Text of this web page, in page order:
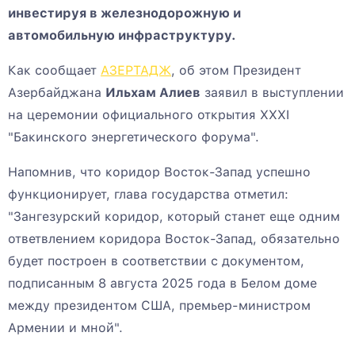
инвестируя в железнодорожную и
автомобильную инфраструктуру.
Как сообщает АЗЕРТАДЖ, об этом Президент
Азербайджана Ильхам Алиев заявил в выступлении
на церемонии официального открытия XXXI
"Бакинского энергетического форума".
Напомнив, что коридор Восток-Запад успешно
функционирует, глава государства отметил:
"Зангезурский коридор, который станет еще одним
ответвлением коридора Восток-Запад, обязательно
будет построен в соответствии с документом,
подписанным 8 августа 2025 года в Белом доме
между президентом США, премьер-министром
Армении и мной".